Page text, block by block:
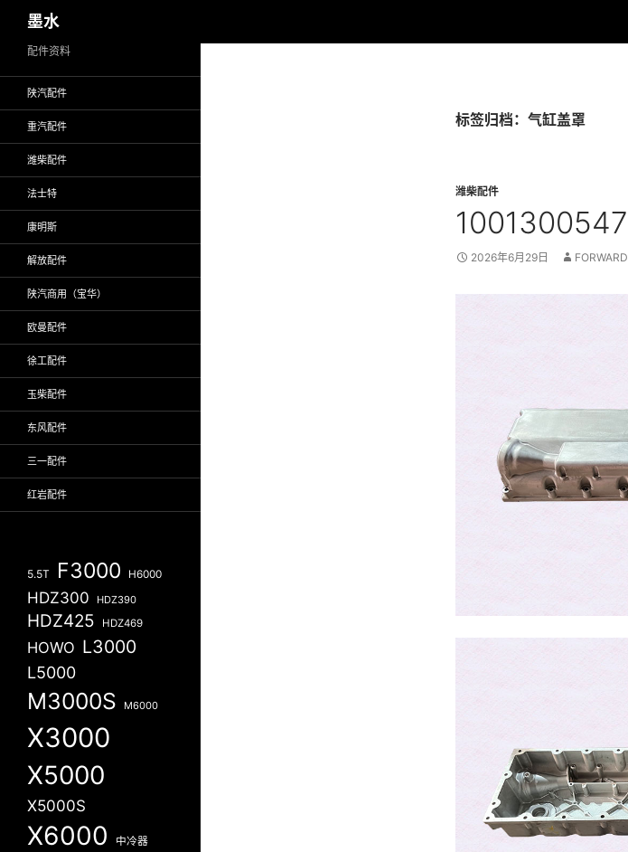
至
墨水
标签归档：气缸盖罩
潍柴配件
1001300547
2026年6月29日 FORWARD
配件资料
陕汽配件
重汽配件
潍柴配件
法士特
康明斯
解放配件
陕汽商用（宝华）
欧曼配件
徐工配件
玉柴配件
东风配件
三一配件
红岩配件
5.5T F3000 H6000
HDZ300 HDZ390
HDZ425 HDZ469
HOWO L3000
L5000
M3000S M6000
X3000
X5000
X5000S
X6000 中冷器